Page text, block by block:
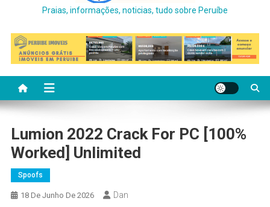
Praias, informações, noticias, tudo sobre Peruíbe
Lumion 2022 Crack For PC [100%
Worked] Unlimited
Spoofs
18 De Junho De 2026 Dan